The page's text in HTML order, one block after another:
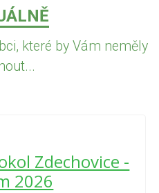
které by Vám neměly
Zdechovice -
2026